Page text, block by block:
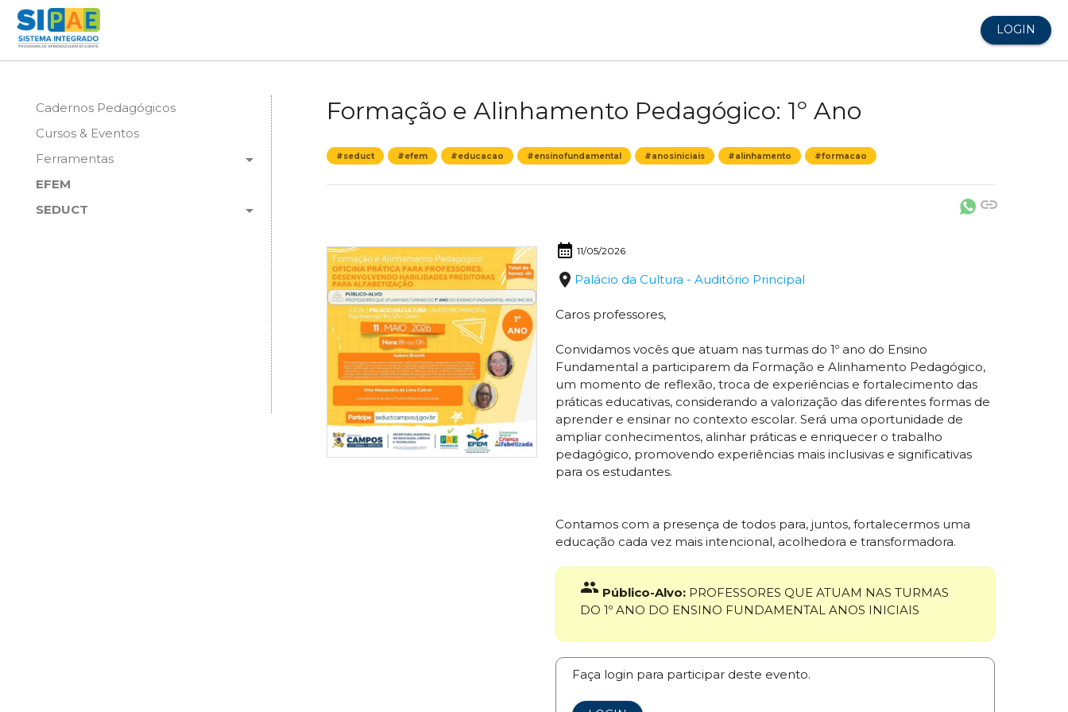
LOGIN
Cadernos Pedagógicos
Cursos & Eventos
arrow_drop_down
Ferramentas
EFEM
arrow_drop_down
SEDUCT
Formação e Alinhamento Pedagógico: 1º Ano
#seduct #efem #educacao #ensinofundamental #anosiniciais #alinhamento #formacao
link
calendar_month 11/05/2026
place Palácio da Cultura - Auditório Principal
Caros professores,
Convidamos vocês que atuam nas turmas do 1º ano do Ensino
Fundamental a participarem da Formação e Alinhamento Pedagógico,
um momento de reflexão, troca de experiências e fortalecimento das
práticas educativas, considerando a valorização das diferentes formas de
aprender e ensinar no contexto escolar. Será uma oportunidade de
ampliar conhecimentos, alinhar práticas e enriquecer o trabalho
pedagógico, promovendo experiências mais inclusivas e significativas
para os estudantes.
Contamos com a presença de todos para, juntos, fortalecermos uma
educação cada vez mais intencional, acolhedora e transformadora.
group Público-Alvo:PROFESSORES QUE ATUAM NAS TURMAS
DO 1º ANO DO ENSINO FUNDAMENTAL ANOS INICIAIS
Faça login para participar deste evento.